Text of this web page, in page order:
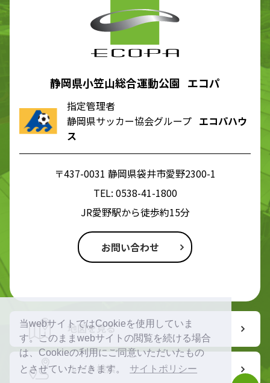
当webサイトではCookieを使用していま
す。このままwebサイトの閲覧を続ける場合
は、Cookieの利用にご同意いただいたもの
とさせていただきます。
サイトポリシー
静岡県小笠山総合運動公園 エコパ
指定管理者
静岡県サッカー協会グループ エコパハウ
ス
〒437-0031 静岡県袋井市愛野2300-1
TEL: 0538-41-1800
JR愛野駅から徒歩約15分
お問い合わせ
地図を見る
ルート検索